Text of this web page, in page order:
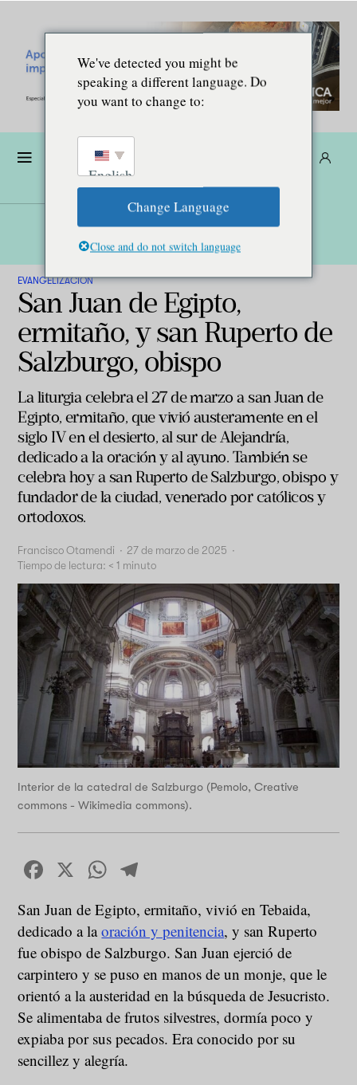
EVANGELIZACIÓN
San Juan de Egipto,
ermitaño, y san Ruperto de
Salzburgo, obispo
La liturgia celebra el 27 de marzo a san Juan de
Egipto, ermitaño, que vivió austeramente en el
siglo IV en el desierto, al sur de Alejandría,
dedicado a la oración y al ayuno. También se
celebra hoy a san Ruperto de Salzburgo, obispo y
fundador de la ciudad, venerado por católicos y
ortodoxos.
Francisco Otamendi · 27 de marzo de 2025 ·
Tiempo de lectura: < 1 minuto
Interior de la catedral de Salzburgo (Pemolo, Creative
commons - Wikimedia commons).
Facebook
X WhatsApp
San Juan de Egipto, ermitaño, vivió en Tebaida,
dedicado a laoración y penitencia, y san Ruperto
fue obispo de Salzburgo. San Juan ejerció de
carpintero y se puso en manos de un monje, que le
orientó a la austeridad en la búsqueda de Jesucristo.
Se alimentaba de frutos silvestres, dormía poco y
expiaba por sus pecados. Era conocido por su
sencillez y alegría.
We've detected you might be
speaking a different language. Do
you want to change to:
English
Change Language
Close and do not switch language